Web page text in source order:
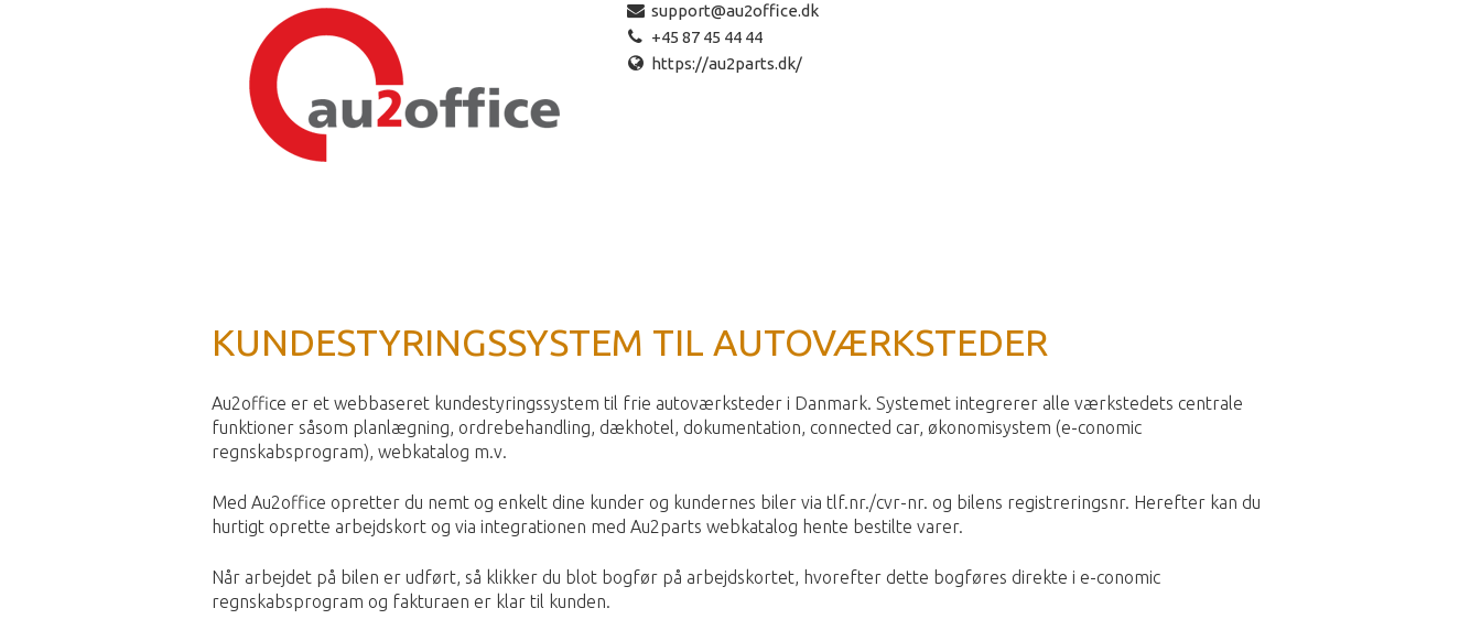
+45 87 45 44 44
support@au2office.dk
https://au2parts.dk/
KUNDESTYRINGSSYSTEM TIL AUTOVÆRKSTEDER
Au2office er et webbaseret kundestyringssystem til frie autoværksteder i Danmark. Systemet integrerer alle værkstedets centrale
funktioner såsom planlægning, ordrebehandling, dækhotel, dokumentation, connected car, økonomisystem (e-conomic
regnskabsprogram), webkatalog m.v.
Med Au2office opretter du nemt og enkelt dine kunder og kundernes biler via tlf.nr./cvr-nr. og bilens registreringsnr. Herefter kan du
hurtigt oprette arbejdskort og via integrationen med Au2parts webkatalog hente bestilte varer.
Når arbejdet på bilen er udført, så klikker du blot bogfør på arbejdskortet, hvorefter dette bogføres direkte i e-conomic
regnskabsprogram og fakturaen er klar til kunden.